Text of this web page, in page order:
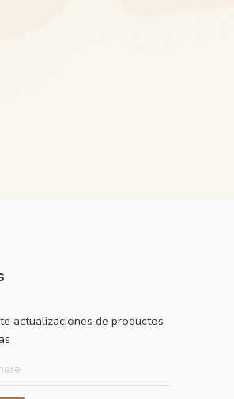
actualizaciones de productos